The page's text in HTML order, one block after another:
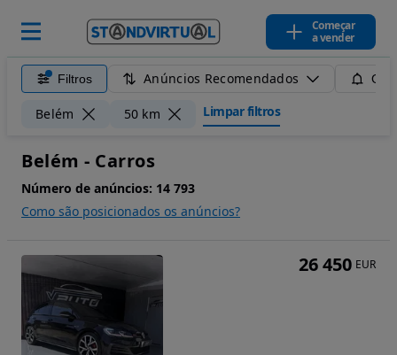
Começar
a vender
Filtros Anúncios Recomendados
Belém 50 km Limpar filtros
Belém - Carros
Número de anúncios: 14 793
Como são posicionados os anúncios?
26 450 EUR